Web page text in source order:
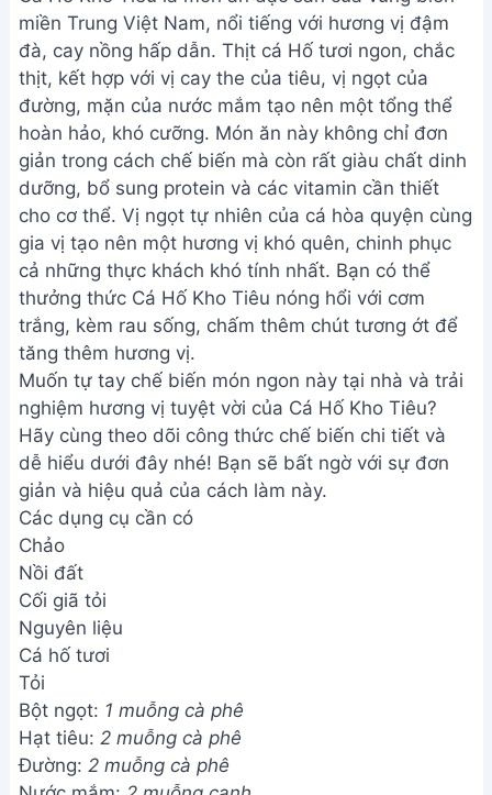
miền Trung Việt Nam, nổi tiếng với hương vị đậm
đà, cay nồng hấp dẫn. Thịt cá Hố tươi ngon, chắc
thịt, kết hợp với vị cay the của tiêu, vị ngọt của
đường, mặn của nước mắm tạo nên một tổng thể
hoàn hảo, khó cưỡng. Món ăn này không chỉ đơn
giản trong cách chế biến mà còn rất giàu chất dinh
dưỡng, bổ sung protein và các vitamin cần thiết
cho cơ thể. Vị ngọt tự nhiên của cá hòa quyện cùng
gia vị tạo nên một hương vị khó quên, chinh phục
cả những thực khách khó tính nhất. Bạn có thể
thưởng thức Cá Hố Kho Tiêu nóng hổi với cơm
trắng, kèm rau sống, chấm thêm chút tương ớt để
tăng thêm hương vị.
Muốn tự tay chế biến món ngon này tại nhà và trải
nghiệm hương vị tuyệt vời của Cá Hố Kho Tiêu?
Hãy cùng theo dõi công thức chế biến chi tiết và
dễ hiểu dưới đây nhé! Bạn sẽ bất ngờ với sự đơn
giản và hiệu quả của cách làm này.
Các dụng cụ cần có
Chảo
Nồi đất
Cối giã tỏi
Nguyên liệu
Cá hố tươi
Tỏi
Bột ngọt: 1 muỗng cà phê
Hạt tiêu: 2 muỗng cà phê
Đường: 2 muỗng cà phê